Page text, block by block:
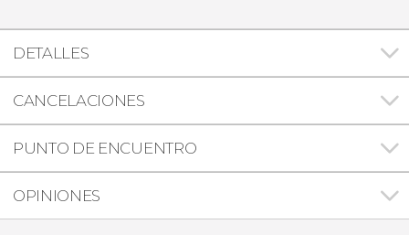
DETALLES
CANCELACIONES
PUNTO DE ENCUENTRO
OPINIONES